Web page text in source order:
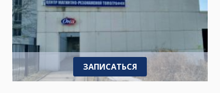
ЗАПИСАТЬСЯ